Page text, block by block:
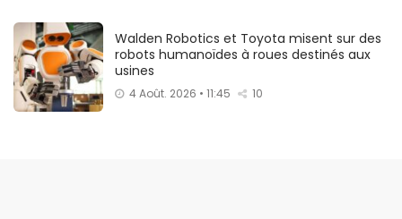
Walden Robotics et Toyota misent sur des
robots humanoïdes à roues destinés aux
usines
4 Août. 2026 • 11:45 10